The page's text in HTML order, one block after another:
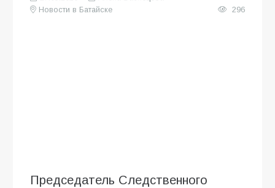
Новости в Батайске
296
Председатель Следственного